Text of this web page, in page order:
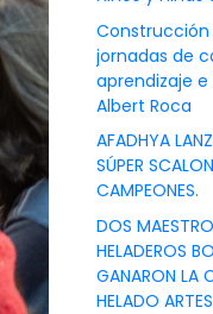
Construcción
jornadas de
aprendizaje
Albert Roca
AFADHYA
SÚPER
CAMPEONES.
DOS
HELADEROS
GANARON LA
HELADO